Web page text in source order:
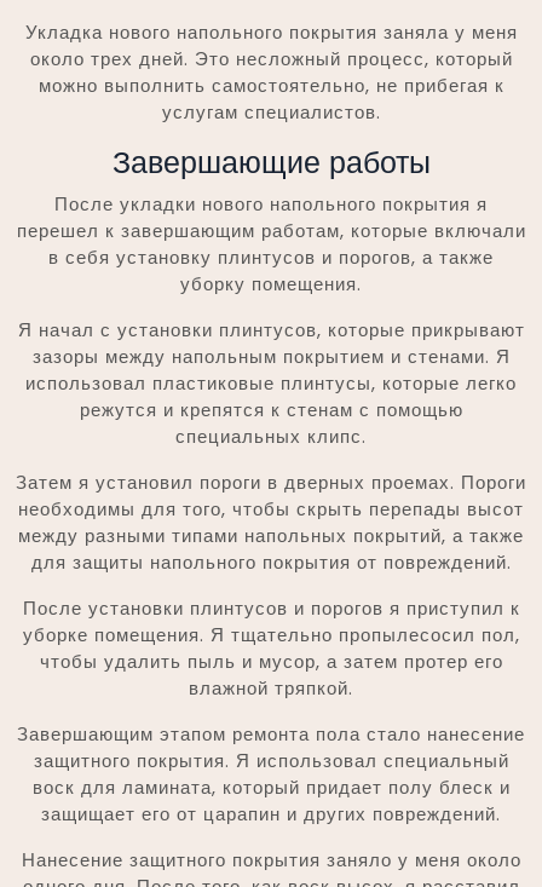
Укладка нового напольного покрытия заняла у меня
около трех дней. Это несложный процесс, который
можно выполнить самостоятельно, не прибегая к
услугам специалистов.
Завершающие работы
После укладки нового напольного покрытия я
перешел к завершающим работам, которые включали
в себя установку плинтусов и порогов, а также
уборку помещения.
Я начал с установки плинтусов, которые прикрывают
зазоры между напольным покрытием и стенами. Я
использовал пластиковые плинтусы, которые легко
режутся и крепятся к стенам с помощью
специальных клипс.
Затем я установил пороги в дверных проемах. Пороги
необходимы для того, чтобы скрыть перепады высот
между разными типами напольных покрытий, а также
для защиты напольного покрытия от повреждений.
После установки плинтусов и порогов я приступил к
уборке помещения. Я тщательно пропылесосил пол,
чтобы удалить пыль и мусор, а затем протер его
влажной тряпкой.
Завершающим этапом ремонта пола стало нанесение
защитного покрытия. Я использовал специальный
воск для ламината, который придает полу блеск и
защищает его от царапин и других повреждений.
Нанесение защитного покрытия заняло у меня около